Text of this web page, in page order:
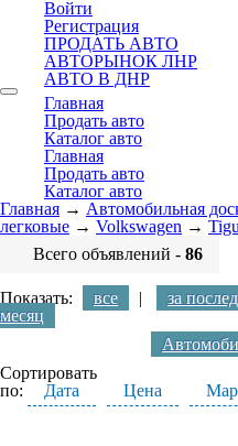
Войти
Регистрация
ПРОДАТЬ АВТО
АВТОРЫНОК ЛНР
АВТО В ДНР
Главная
Продать авто
Каталог авто
Главная
Продать авто
Каталог авто
Главная → Автомобильная
легковые → Volkswagen →
Всего объявлений - 86
Показать: все | за
месяц
Сортировать
по:
Дата Цена